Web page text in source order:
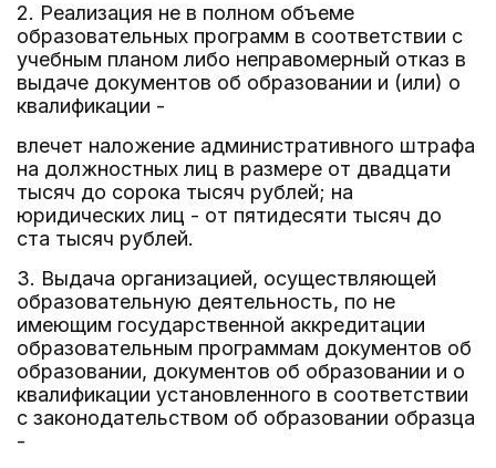
2. Реализация не в полном объеме
образовательных программ в соответствии с
учебным планом либо неправомерный отказ в
выдаче документов об образовании и (или) о
квалификации -
влечет наложение административного штрафа
на должностных лиц в размере от двадцати
тысяч до сорока тысяч рублей; на
юридических лиц - от пятидесяти тысяч до
ста тысяч рублей.
3. Выдача организацией, осуществляющей
образовательную деятельность, по не
имеющим государственной аккредитации
образовательным программам документов об
образовании, документов об образовании и о
квалификации установленного в соответствии
с законодательством об образовании образца
-